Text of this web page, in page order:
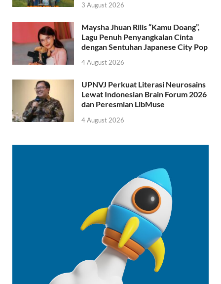
3 August 2026
Maysha Jhuan Rilis “Kamu Doang”,
Lagu Penuh Penyangkalan Cinta
dengan Sentuhan Japanese City Pop
4 August 2026
UPNVJ Perkuat Literasi Neurosains
Lewat Indonesian Brain Forum 2026
dan Peresmian LibMuse
4 August 2026